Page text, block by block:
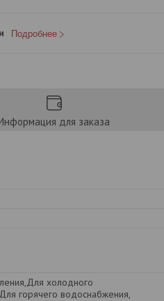
Подробнее
для заказа
холодного
горячего водоснабжения,